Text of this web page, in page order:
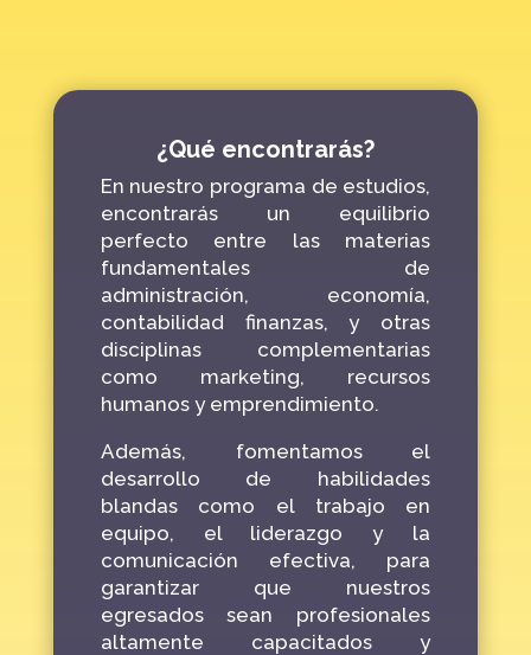
¿Qué encontrarás?
En nuestro programa de estudios,
encontrarás un equilibrio
perfecto entre las materias
fundamentales de
administración, economía,
contabilidad finanzas, y otras
disciplinas complementarias
como marketing, recursos
humanos y emprendimiento.
Además, fomentamos el
desarrollo de habilidades
blandascomo el trabajo en
equipo, el liderazgo y la
comunicación efectiva, para
garantizar que nuestros
egresados sean profesionales
altamente capacitados y